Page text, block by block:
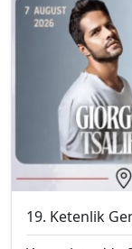
19. Ketenlik